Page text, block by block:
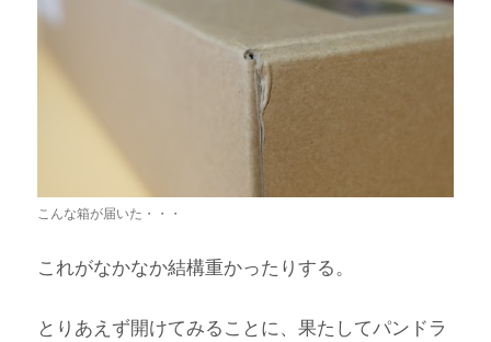
こんな箱が届いた・・・
これがなかなか結構重かったりする。
とりあえず開けてみることに、果たしてパンドラ